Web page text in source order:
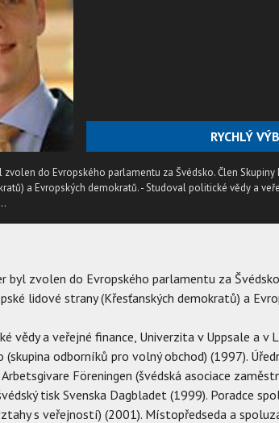
RYCHLÝ
zvolen do Evropského parlamentu za Švédsko. Člen
a Evropských demokratů. - Studoval politické vědy a
byl zvolen do Evropského parlamentu za
lidové strany (Křesťanských demokratů) a
vědy a veřejné finance, Univerzita v Uppsale a v
(skupina odborníků pro volný obchod) (1997).
Arbetsgivare Föreningen (švédská asociace
tisk Svenska Dagbladet (1999). Poradce
s veřejností) (2001). Místopředseda a